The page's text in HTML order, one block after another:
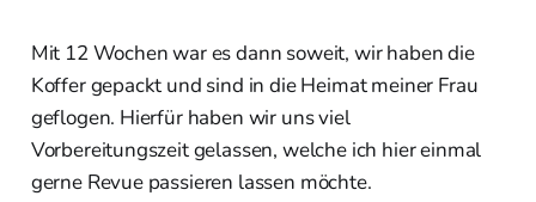
Mit 12 Wochen war es dann soweit, wir haben die
Koffer gepackt und sind in die Heimat meiner Frau
geflogen. Hierfür haben wir uns viel
Vorbereitungszeit gelassen, welche ich hier einmal
gerne Revue passieren lassen möchte.